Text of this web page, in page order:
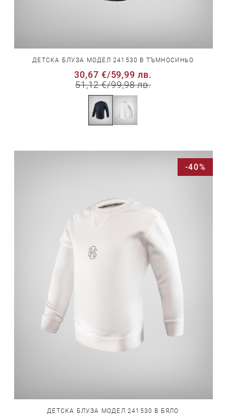
ДЕТСКА БЛУЗА МОДЕЛ 241530 В ТЪМНОСИНЬО
30,67 €/59,99 лв.
51,12 €/99,98 лв.
-40%
ДЕТСКА БЛУЗА МОДЕЛ 241530 В БЯЛО